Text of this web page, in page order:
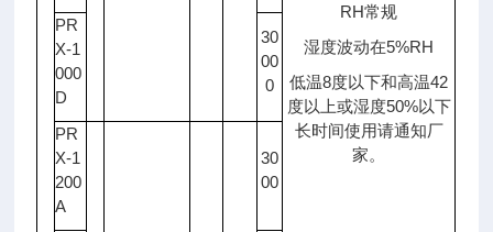
RH常规
湿度波动在5%RH
低温8度以下和高温42
度以上或湿度50%以下
长时间使用请通知厂
家。
PR
X-1
000
D
30
00
0
PR
X-1
200
A
30
00